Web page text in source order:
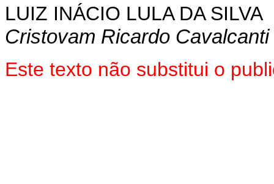
LUIZ INÁCIO LULA DA SILVA
Cristovam Ricardo
Este texto não substitui o